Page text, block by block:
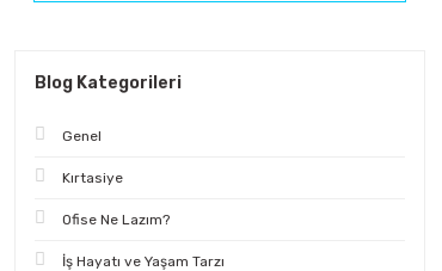
Blog Kategorileri
Genel
Kırtasiye
Ofise Ne Lazım?
İş Hayatı ve Yaşam Tarzı